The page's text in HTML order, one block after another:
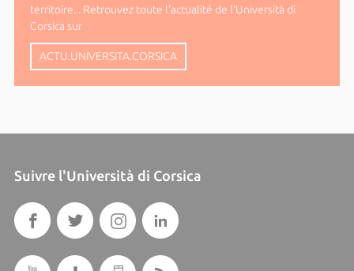
territoire... Retrouvez toute l'actualité de l'Università di
Corsica sur
ACTU.UNIVERSITA.CORSICA
Suivre l'Università di Corsica